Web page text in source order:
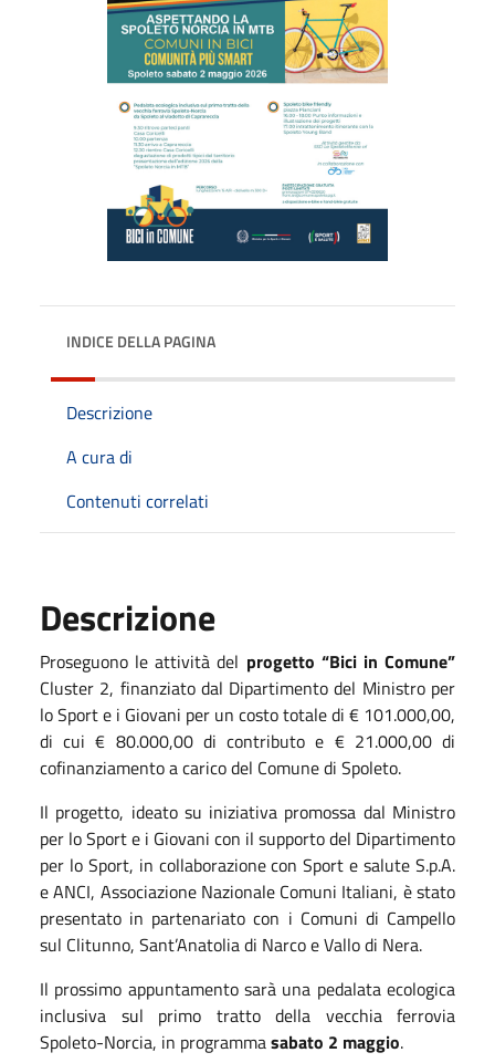
INDICE DELLA PAGINA
Descrizione
A cura di
Contenuti correlati
Descrizione
Proseguono le attività del progetto “Bici in Comune”
Cluster 2, finanziato dal Dipartimento del Ministro per
lo Sport e i Giovani per un costo totale di € 101.000,00,
di cui € 80.000,00 di contributo e € 21.000,00 di
cofinanziamento a carico del Comune di Spoleto.
Il progetto, ideato su iniziativa promossa dal Ministro
per lo Sport e i Giovani con il supporto del Dipartimento
per lo Sport, in collaborazione con Sport e salute S.p.A.
e ANCI, Associazione Nazionale Comuni Italiani, è stato
presentato in partenariato con i Comuni di Campello
sul Clitunno, Sant’Anatolia di Narco e Vallo di Nera.
Il prossimo appuntamento sarà una pedalata ecologica
inclusiva sul primo tratto della vecchia ferrovia
Spoleto-Norcia, in programmasabato 2 maggio.